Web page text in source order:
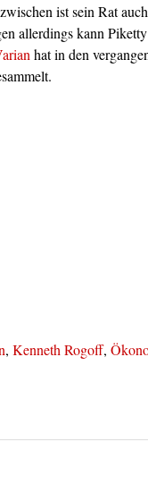
ist sein Rat
allerdings kann
hat in den
, Kenneth Rogoff,